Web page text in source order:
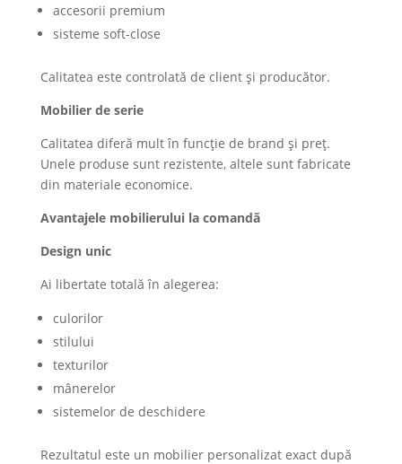
accesorii premium
sisteme soft-close
Calitatea este controlată de client și producător.
Mobilier de serie
Calitatea diferă mult în funcție de brand și preț.
Unele produse sunt rezistente, altele sunt fabricate
din materiale economice.
Avantajele mobilierului la comandă
Design unic
Ai libertate totală în alegerea:
culorilor
stilului
texturilor
mânerelor
sistemelor de deschidere
Rezultatul este un mobilier personalizat exact după